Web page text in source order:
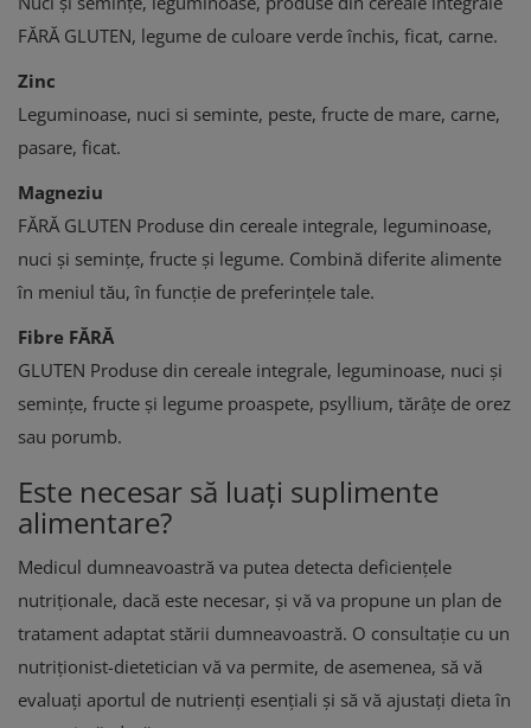
FĂRĂ GLUTEN, legume de culoare verde închis, ficat, carne.
Zinc
Leguminoase, nuci si seminte, peste, fructe de mare, carne,
pasare, ficat.
Magneziu
FĂRĂ GLUTEN Produse din cereale integrale, leguminoase,
nuci și semințe, fructe și legume. Combină diferite alimente
în meniul tău, în funcție de preferințele tale.
Fibre FĂRĂ
GLUTEN Produse din cereale integrale, leguminoase, nuci și
semințe, fructe și legume proaspete, psyllium, tărâțe de orez
sau porumb.
Este necesar să luați suplimente
alimentare?
Medicul dumneavoastră va putea detecta deficiențele
nutriționale, dacă este necesar, și vă va propune un plan de
tratament adaptat stării dumneavoastră. O consultație cu un
nutriționist-dietetician vă va permite, de asemenea, să vă
evaluați aportul de nutrienți esențiali și să vă ajustați dieta în